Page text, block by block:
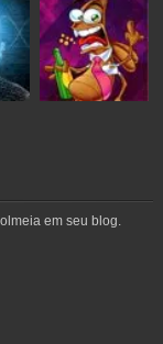
em seu blog.